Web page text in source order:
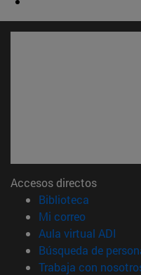
Accesos directos
Biblioteca
Mi correo(abre en
Aula virtual ADI
Búsqueda de
Trabaja con